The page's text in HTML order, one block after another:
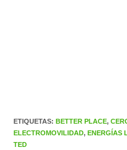
ETIQUETAS:BETTER PLACE,
ELECTROMOVILIDAD, ENERGÍAS
TED